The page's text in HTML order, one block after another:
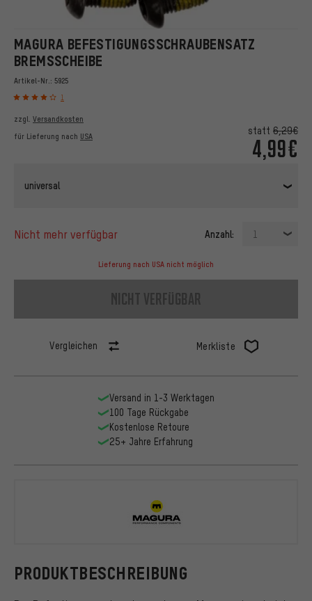
MAGURA BEFESTIGUNGSSCHRAUBENSATZ
BREMSSCHEIBE
Artikel-Nr.: 5925
1
statt 6,29€
4,99€
zzgl. Versandkosten
für Lieferung nach USA
universal
nicht mehr verfügbar Anzahl: 1
Lieferung nach USA nicht möglich
nicht verfügbar
Vergleichen Merkliste
PRODUKTBESCHREIBUNG
Versand in 1-3 Werktagen
100 Tage Rückgabe
Kostenlose Retoure
25+ Jahre Erfahrung